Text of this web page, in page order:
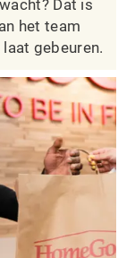
Dat is
het team
gebeuren.